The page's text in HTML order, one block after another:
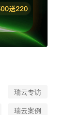
4D资讯
惠
赤道
栖大会
瑞云专访
瑞云案例